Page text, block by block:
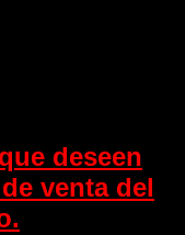
deseen
venta del